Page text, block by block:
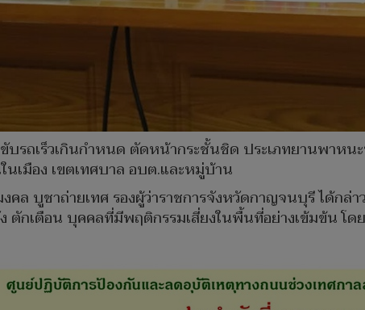
ขับรถเร็วเกินกำหนด ตัดหน้ากระชั้นชิด ประเภทยานพาห
เมือง เขตเทศบาล อบต.และหมู่บ้าน
คล บูชาถ่ายเทศ รองผู้ว่าราชการจังหวัดกาญจนบุรี ได้ก
ตักเตือน บุคคลที่มีพฤติกรรมเสี่ยงในพื้นที่อย่างเข้มข้น